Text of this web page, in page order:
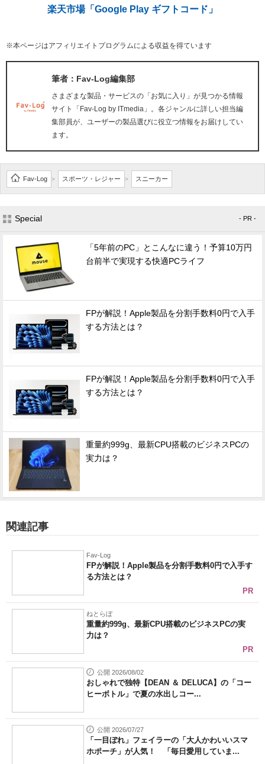
楽天市場「Google Play ギフトコード」
※本ページはアフィリエイトプログラムによる収益を得ています
筆者：Fav-Log編集部
さまざまな製品・サービスの「お気に入り」が見つかる情報
サイト「Fav-Log by ITmedia」。各ジャンルに詳しい担当編
集部員が、ユーザーの製品選びに役立つ情報をお届けしてい
ます。
Fav-Log > スポーツ・レジャー > スニーカー
Special - PR -
「5年前のPC」とこんなに違う！予算10万円
台前半で実現する快適PCライフ
FPが解説！Apple製品を分割手数料0円で入手
する方法とは？
FPが解説！Apple製品を分割手数料0円で入手
する方法とは？
重量約999g、最新CPU搭載のビジネスPCの
実力は？
関連記事
Fav-Log
FPが解説！Apple製品を分割手数料0円で入手す
る方法とは？
PR
ねとらぼ
重量約999g、最新CPU搭載のビジネスPCの実
力は？
PR
公開 2026/08/02
おしゃれで独特【DEAN ＆ DELUCA】の「コー
ヒーボトル」で夏の水出しコー...
公開 2026/07/27
「一目ぼれ」フェイラーの「大人かわいいスマ
ホポーチ」が人気！ 「毎日愛用していま...